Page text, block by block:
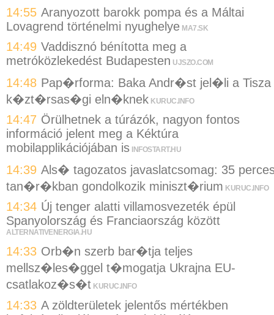
14:55 Aranyozott barokk pompa és a Máltai
Lovagrend történelmi nyughelye MA7.SK
14:49 Vaddisznó bénította meg a
metróközlekedést Budapesten UJSZO.COM
14:48 Pap�rforma: Baka Andr�st jel�li a Tisza
k�zt�rsas�gi eln�knek KURUC.INFO
14:47 Örülhetnek a túrázók, nagyon fontos
információ jelent meg a Kéktúra
mobilapplikációjában is INFOSTART.HU
14:39 Als� tagozatos javaslatcsomag: 35
tan�r�kban gondolkozik miniszt�rium KURUC.INFO
14:34 Új tenger alatti villamosvezeték épül
Spanyolország és Franciaország között
ALTERNATIVENERGIA.HU
14:33 Orb�n szerb bar�tja teljes
mellsz�les�ggel t�mogatja Ukrajna EU-
csatlakoz�s�t KURUC.INFO
14:33 A zöldterületek jelentős mértékben